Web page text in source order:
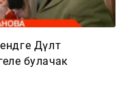
Дәүләт
булачак